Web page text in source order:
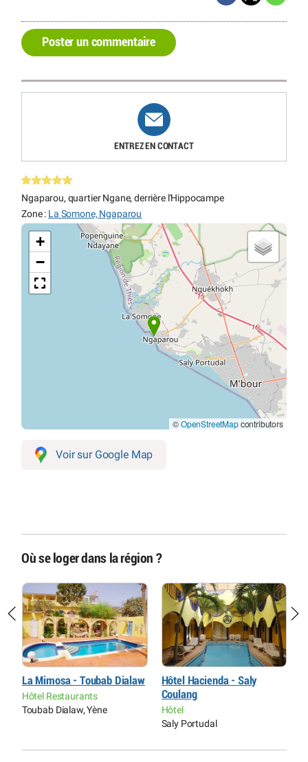
Poster un commentaire
ENTREZ EN CONTACT
Ngaparou, quartier Ngane, derrière l'Hippocampe
Zone : La Somone, Ngaparou
+
−
©OpenStreetMapcontributors
Voir sur Google Map
Où se loger dans la région ?
La Mimosa - Toubab Dialaw
Hôtel Restaurants
Toubab Dialaw, Yène
Hôtel Hacienda - Saly
Coulang
Hôtel
Saly Portudal